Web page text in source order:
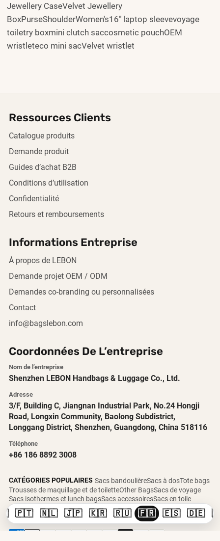
Jewellery CaseVelvet Jewellery
BoxPurseShoulderWomen's16" laptop sleevevoyage
toiletry boxmini clutch saccosmetic pouchOEM
wristleteco mini sacVelvet wristlet
Ressources Clients
Catalogue produits
Demande produit
Guides d’achat B2B
Conditions d’utilisation
Confidentialité
Retours et remboursements
Informations Entreprise
À propos de LEBON
Demande projet OEM / ODM
Demandes co-branding ou personnalisées
Contact
info@bagslebon.com
Coordonnées De L’entreprise
Nom de l’entreprise
Shenzhen LEBON Handbags & Luggage Co., Ltd.
Adresse
3/F, Building C, Jiangnan Industrial Park, No.24 Hongji
Road, Longxin Community, Baolong Subdistrict,
Longgang District, Shenzhen, Guangdong, China 518116
Téléphone
+86 186 8892 3008
CATÉGORIES POPULAIRES Sacs bandoulièreSacs à dosTote bags
Trousses de maquillage et de toiletteOther BagsSacs de voyage
Sacs isothermes et lunch bagsSacs accessoiresSacs en toile
🇵🇹 🇳🇱 🇯🇵 🇰🇷 🇷🇺 🇫🇷 🇪🇸 🇩🇪